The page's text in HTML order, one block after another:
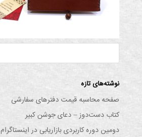
نوشته‌های تازه
صفحه محاسبه قیمت دفترهای سفارشی
کتاب دست‌دوز – دعای جوشن کبیر
دومین دوره کاربردی بازاریابی در اینستاگرام